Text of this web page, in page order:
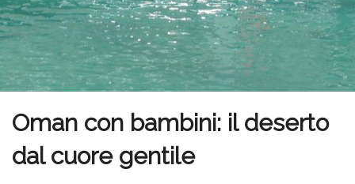
Oman con bambini: il deserto
dal cuore gentile